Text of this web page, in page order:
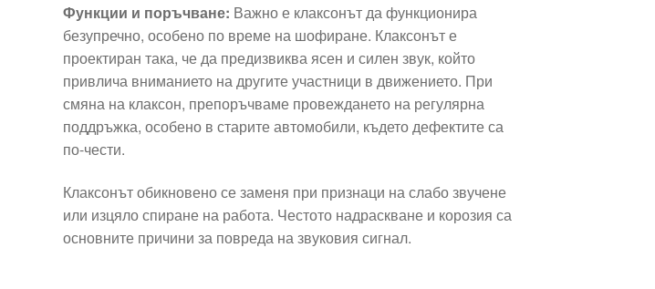
Функции и поръчване: Важно е клаксонът да функционира
безупречно, особено по време на шофиране. Клаксонът е
проектиран така, че да предизвиква ясен и силен звук, който
привлича вниманието на другите участници в движението. При
смяна на клаксон, препоръчваме провеждането на регулярна
поддръжка, особено в старите автомобили, където дефектите са
по-чести.
Клаксонът обикновено се заменя при признаци на слабо звучене
или изцяло спиране на работа. Честото надраскване и корозия са
основните причини за повреда на звуковия сигнал.